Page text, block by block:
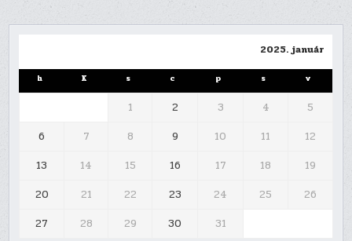
2025. január
h K s c p s v
1 2 3 4
5
6
7 8 9 10 11
12
13
14 15 16 17 18
19
20
21 22 23 24 25
26
27
28 29 30
31